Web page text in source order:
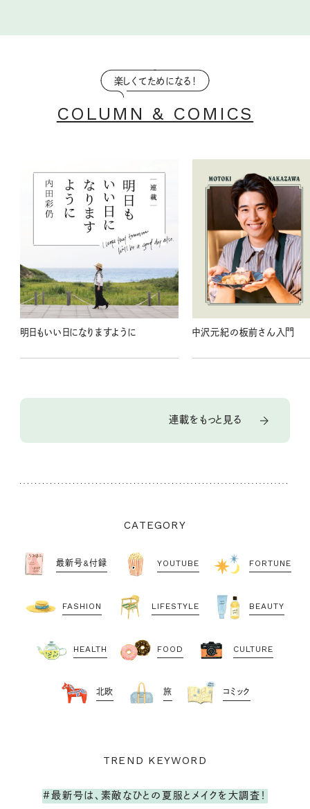
楽しくてためになる！
COLUMN & COMICS
明日もいい日になりますように 中沢元紀の板前さん入門
連載をもっと見る
CATEGORY
最新号&付録 YOUTUBE FORTUNE
FASHION LIFESTYLE BEAUTY
HEALTH FOOD CULTURE
北欧 旅 コミック
TREND KEYWORD
#最新号は、素敵なひとの夏服とメイクを大調査！